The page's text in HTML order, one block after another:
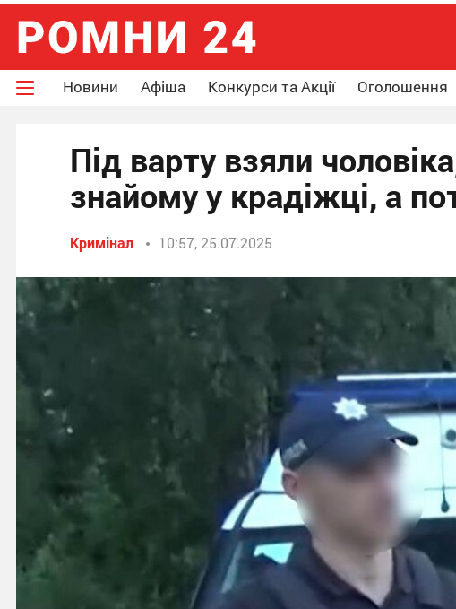
Новини Афіша Конкурси та Акції Оголошення
Під варту взяли
знайому у крадіжці, а
Кримінал 10:57, 25.07.2025